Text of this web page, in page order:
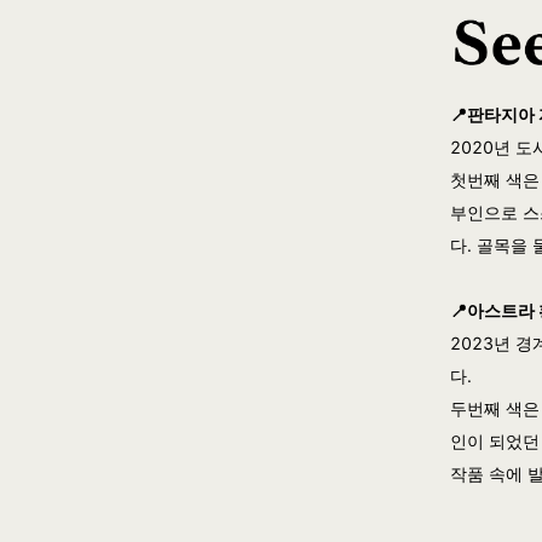
📍판타지아
2020년 도
첫번째 색
부인으로
다. 골목을
📍아스트라
2023년 경
다.
두번째 색
인이 되었
작품 속에